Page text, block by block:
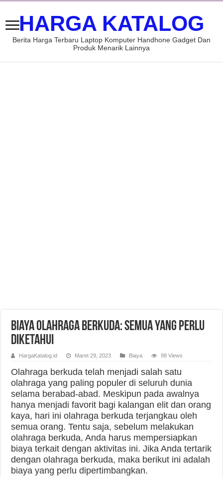
HARGA KATALOG
Berita Harga Terbaru Laptop Komputer Handhone Gadget Dan
Produk Menarik Lainnya
Biaya Olahraga Berkuda: Semua yang Perlu
Diketahui
HargaKatalog.id Maret 29, 2023 Biaya 98 Views
Olahraga berkuda telah menjadi salah satu
olahraga yang paling populer di seluruh dunia
selama berabad-abad. Meskipun pada awalnya
hanya menjadi favorit bagi kalangan elit dan orang
kaya, hari ini olahraga berkuda terjangkau oleh
semua orang. Tentu saja, sebelum melakukan
olahraga berkuda, Anda harus mempersiapkan
biaya terkait dengan aktivitas ini. Jika Anda tertarik
dengan olahraga berkuda, maka berikut ini adalah
biaya yang perlu dipertimbangkan.